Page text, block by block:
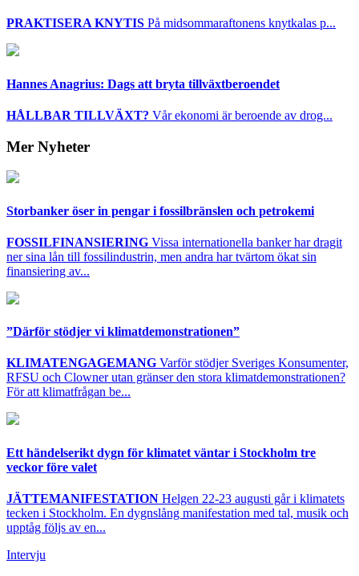
PRAKTISERA KNYTIS På midsommaraftonens knytkalas p...
Hannes Anagrius: Dags att bryta tillväxtberoendet
HÅLLBAR TILLVÄXT? Vår ekonomi är beroende av drog...
Mer Nyheter
Storbanker öser in pengar i fossilbränslen och petrokemi
FOSSILFINANSIERING Vissa internationella banker har dragit
ner sina lån till fossilindustrin, men andra har tvärtom ökat sin
finansiering av...
”Därför stödjer vi klimatdemonstrationen”
KLIMATENGAGEMANG Varför stödjer Sveriges Konsumenter,
RFSU och Clowner utan gränser den stora klimatdemonstrationen?
För att klimatfrågan be...
Ett händelserikt dygn för klimatet väntar i Stockholm tre
veckor före valet
JÄTTEMANIFESTATION Helgen 22-23 augusti går i klimatets
tecken i Stockholm. En dygnslång manifestation med tal, musik och
upptåg följs av en...
Intervju